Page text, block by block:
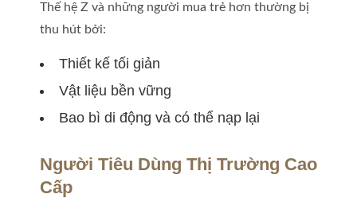
Thế hệ Z và những người mua trẻ hơn thường bị
thu hút bởi:
Thiết kế tối giản
Vật liệu bền vững
Bao bì di động và có thể nạp lại
Người Tiêu Dùng Thị Trường Cao
Cấp